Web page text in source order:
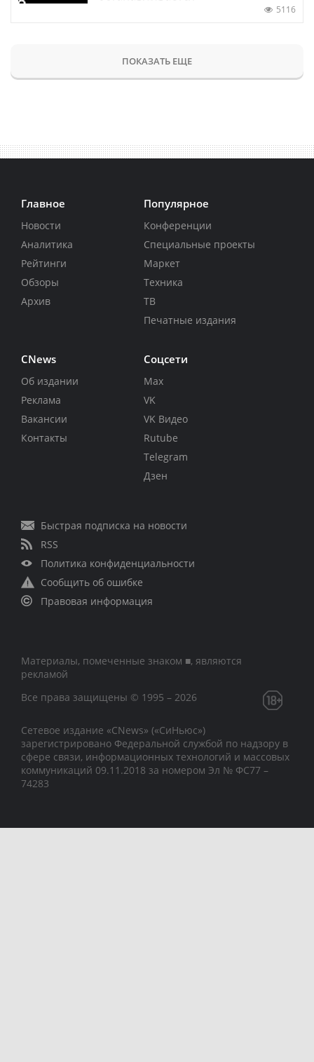
5116
ПОКАЗАТЬ ЕЩЕ
Главное
Новости
Аналитика
Рейтинги
Обзоры
Архив
Популярное
Конференции
Специальные проекты
Маркет
Техника
ТВ
Печатные издания
CNews
Об издании
Реклама
Вакансии
Контакты
Соцсети
Max
VK
VK Видео
Rutube
Telegram
Дзен
Быстрая подписка на новости
RSS
Политика конфиденциальности
Сообщить об ошибке
Правовая информация
Материалы, помеченные знаком ■, являются
рекламой
Все права защищены © 1995 – 2026
Сетевое издание «CNews» («СиНьюс»)
зарегистрировано Федеральной службой по надзору в
сфере связи, информационных технологий и массовых
коммуникаций 09.11.2018 за номером Эл № ФС77 –
74283